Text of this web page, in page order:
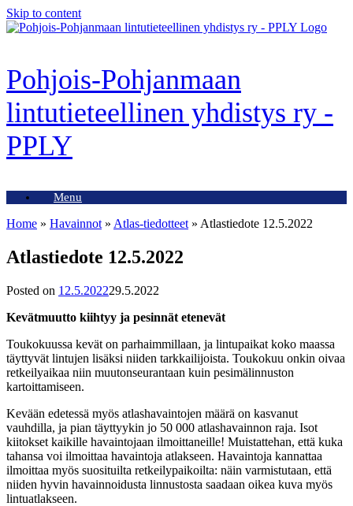
Skip to content
Pohjois-Pohjanmaan
lintutieteellinen yhdistys ry -
PPLY
Menu
Home » Havainnot » Atlas-tiedotteet » Atlastiedote 12.5.2022
Atlastiedote 12.5.2022
Posted on 12.5.202229.5.2022
Kevätmuutto kiihtyy ja pesinnät etenevät
Toukokuussa kevät on parhaimmillaan, ja lintupaikat koko maassa
täyttyvät lintujen lisäksi niiden tarkkailijoista. Toukokuu onkin oivaa
retkeilyaikaa niin muutonseurantaan kuin pesimälinnuston
kartoittamiseen.
Kevään edetessä myös atlashavaintojen määrä on kasvanut
vauhdilla, ja pian täyttyykin jo 50 000 atlashavainnon raja. Isot
kiitokset kaikille havaintojaan ilmoittaneille! Muistattehan, että kuka
tahansa voi ilmoittaa havaintoja atlakseen. Havaintoja kannattaa
ilmoittaa myös suosituilta retkeilypaikoilta: näin varmistutaan, että
niiden hyvin havainnoidusta linnustosta saadaan oikea kuva myös
lintuatlakseen.